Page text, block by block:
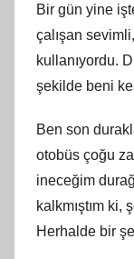
Bir gün yine
çalışan
kullanıyordu.
şekilde beni
Ben son
otobüs çoğu
ineceğim
kalkmıştım ki,
Herhalde bir